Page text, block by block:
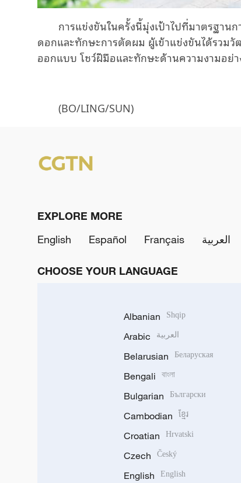
การแข่งขันในครั้งนี้มุ่งเป้าไปที่มาตรฐา
ดอกและทักษะการตัดผม ผู้เข้าแข่งขันได้รวม
ออกแบบ โชว์ฝีมือและทักษะด้านความงามอย่า
(BO/LING/SUN)
EXPLORE MORE
English
Español Français العربية
CHOOSE YOUR LANGUAGE
Albanian Shqip
Arabic العربية
Belarusian Беларуская
Bengali বাংলা
Bulgarian Български
Cambodian ខ្មែរ
Croatian Hrvatski
Czech Český
English English